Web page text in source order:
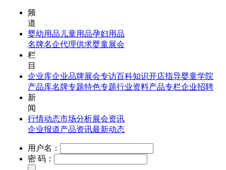
频
道
婴幼用品 儿童用品孕妇用品
名牌名企代理供求婴童展会
栏
目
企业库企业品牌展会专访百科知识开店指导婴童学院
产品库名牌专题特色专题行业资料产品专栏企业招聘
新
闻
行情动态市场分析展会资讯
企业报道产品资讯最新动态
用户名：
密 码：